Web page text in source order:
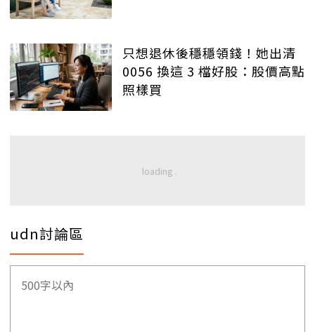
只想退休後穩穩領錢！她出清
0056 換這 3 檔好股：股價高點
照樣買
udn討論區